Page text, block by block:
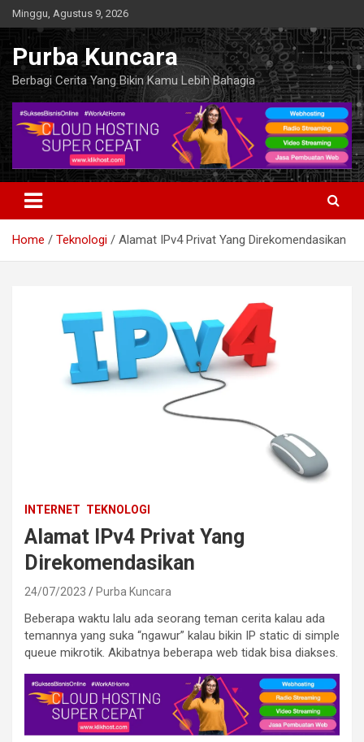
Skip
to
content
Minggu, Agustus 9, 2026
Purba Kuncara
Berbagi Cerita Yang Bikin Kamu Lebih Bahagia
Home Teknologi Alamat IPv4 Privat Yang Direkomendasikan
INTERNET TEKNOLOGI
Alamat IPv4 Privat Yang
Direkomendasikan
24/07/2023 Purba Kuncara
Beberapa waktu lalu ada seorang teman cerita kalau ada
temannya yang suka “ngawur” kalau bikin IP static di simple
queue mikrotik. Akibatnya beberapa web tidak bisa diakses.